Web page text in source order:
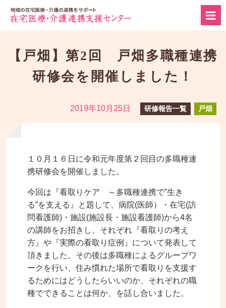
【戸畑】第2回 戸畑多職種連携
研修会を開催しました！
2019年10月25日 研修報告一覧 戸畑
１０月１６日に令和元年度第２回目の多職種連
携研修会を開催しました。
今回は『看取りケア ～多職種連携で”生き
る”を支える』と題して、病院(医師）・在宅(訪
問看護師)・施設(施設長・施設看護師)から4名
の講師をお招きし、それぞれ『看取りの考え
方』や『実際の看取り症例』について発表して
頂きました。その後は多職種によるグループワ
ークを行い、住み慣れた場所で看取りを支援す
るためにはどうしたらいいのか、それぞれの職
種でできることは何か、を話し合いました。